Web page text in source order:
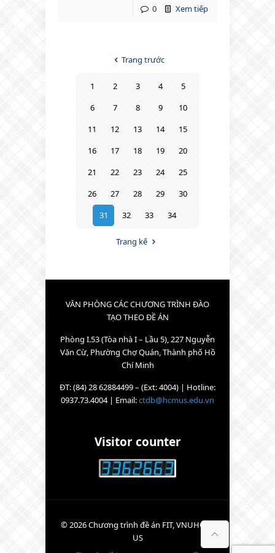
0 Xem tiếp
Trang trước
1 2 3 4
5
6
7 8 9
10
11
12 13 14
15
16
17 18 19
20
21
22 23 24
25
26
27 28 29
30
31
32 33 34
Trang kế
VĂN PHÒNG CÁC CHƯƠNG TRÌNH ĐÀO
TẠO THEO ĐỀ ÁN
Phòng I.53 (Tòa nhà I – Lầu 5), 227 Nguyễn
Văn Cừ, Phường Chợ Quán, Thành phố Hồ
Chí Minh
ĐT: (84) 28 62884499 – (Ext: 4004) | Hotline:
0937.73.4004 | Email:ctdb@hcmus.edu.vn
Visitor counter
© 2026 Chương trình đề án FIT, VNUHCM-
US